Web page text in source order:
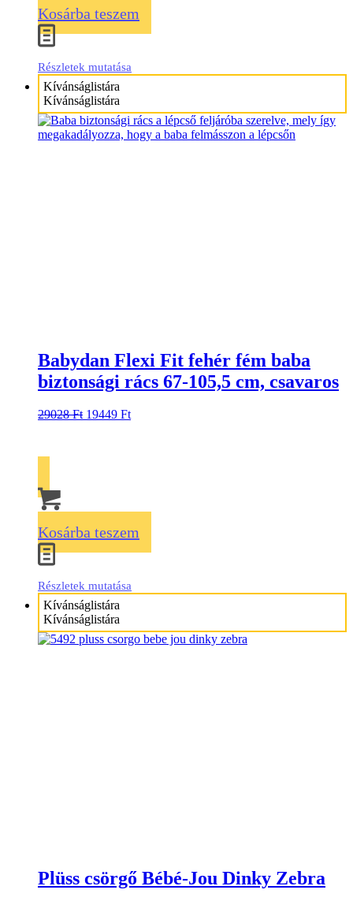
Kosárba teszem
Részletek mutatása
Kívánságlistára
Kívánságlistára
Babydan Flexi Fit fehér fém baba
biztonsági rács 67-105,5 cm, csavaros
29028Ft 19449 Ft
Kosárba teszem
Részletek mutatása
Kívánságlistára
Kívánságlistára
Plüss csörgő Bébé-Jou Dinky Zebra